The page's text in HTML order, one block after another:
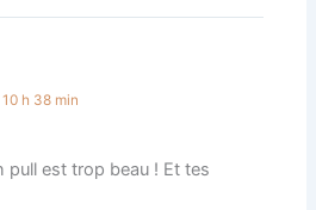
h 38 min
pull est trop beau ! Et tes